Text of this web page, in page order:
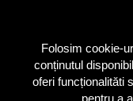
Folosim cookie-
conținutul
oferi funcționalităti
pentru a
Scaune și bănci